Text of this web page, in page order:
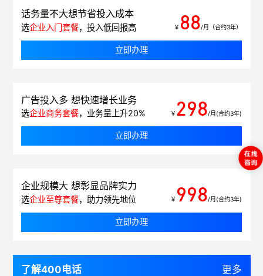
话务量不大想节省投入成本
选企业入门套餐，投入低回报高 ￥ 88/月（合约3年）
立即办理
广告投入多 想快速增长业务
选企业商务套餐，业务量上升20% ￥ 298/月(合约3年)
立即办理
企业规模大 想彰显品牌实力
选企业至尊套餐，助力领先地位 ￥ 998/月(合约3年)
立即办理
了解400电话 更多